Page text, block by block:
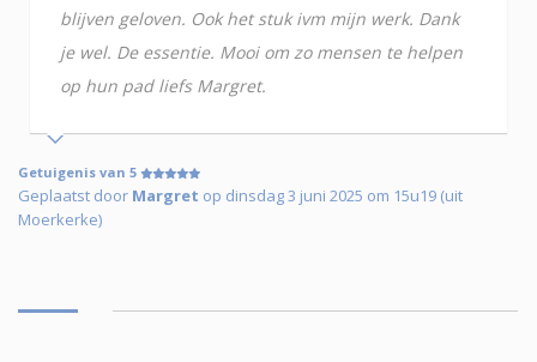
blijven geloven. Ook het stuk ivm mijn werk. Dank
je wel. De essentie. Mooi om zo mensen te helpen
op hun pad liefs Margret.
Getuigenis van 5
Geplaatst door Margret op dinsdag 3 juni 2025 om 15u19 (uit
Moerkerke)